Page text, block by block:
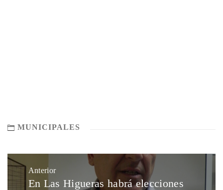
MUNICIPALES
Anterior
En Las Higueras habrá elecciones